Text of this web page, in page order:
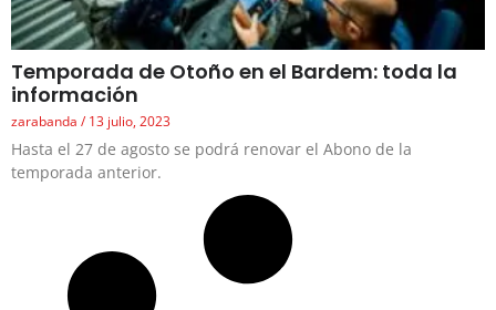
Temporada de Otoño en el Bardem: toda la
información
zarabanda 13 julio, 2023
Hasta el 27 de agosto se podrá renovar el Abono de la
temporada anterior.